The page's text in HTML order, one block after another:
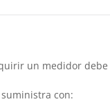
un medidor
suministra con: